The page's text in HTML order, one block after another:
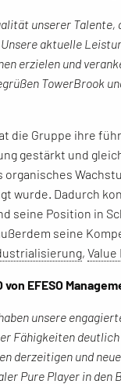
unserer
aktuelle
erzielen und
TowerBrook
die Gruppe ihre
gestärkt und
organisches
wurde. Dadurch
seine Position in
seine
,
von EFESO
unsere
Fähigkeiten
derzeitigen und
Pure Player in